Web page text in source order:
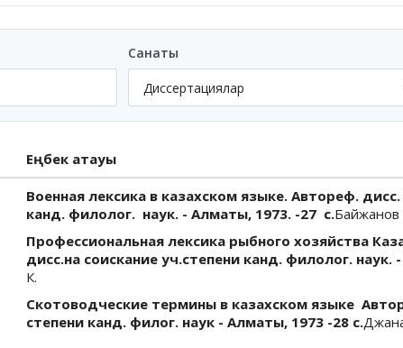
Санаты
Еңбек атауы
Военная лексика в казахском языке. Автореф.
канд. филолог. наук. - Алматы, 1973. -27 с.Байжанов
Профессиональная лексика рыбного хозяйства
дисс.на соискание уч.степени канд. филолог. наук.
К.
Скотоводческие термины в казахском языке
степени канд. филог. наук - Алматы, 1973 -28 с.